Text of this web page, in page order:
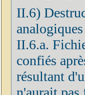
II.6)
II.6.a.
confiés
résultant